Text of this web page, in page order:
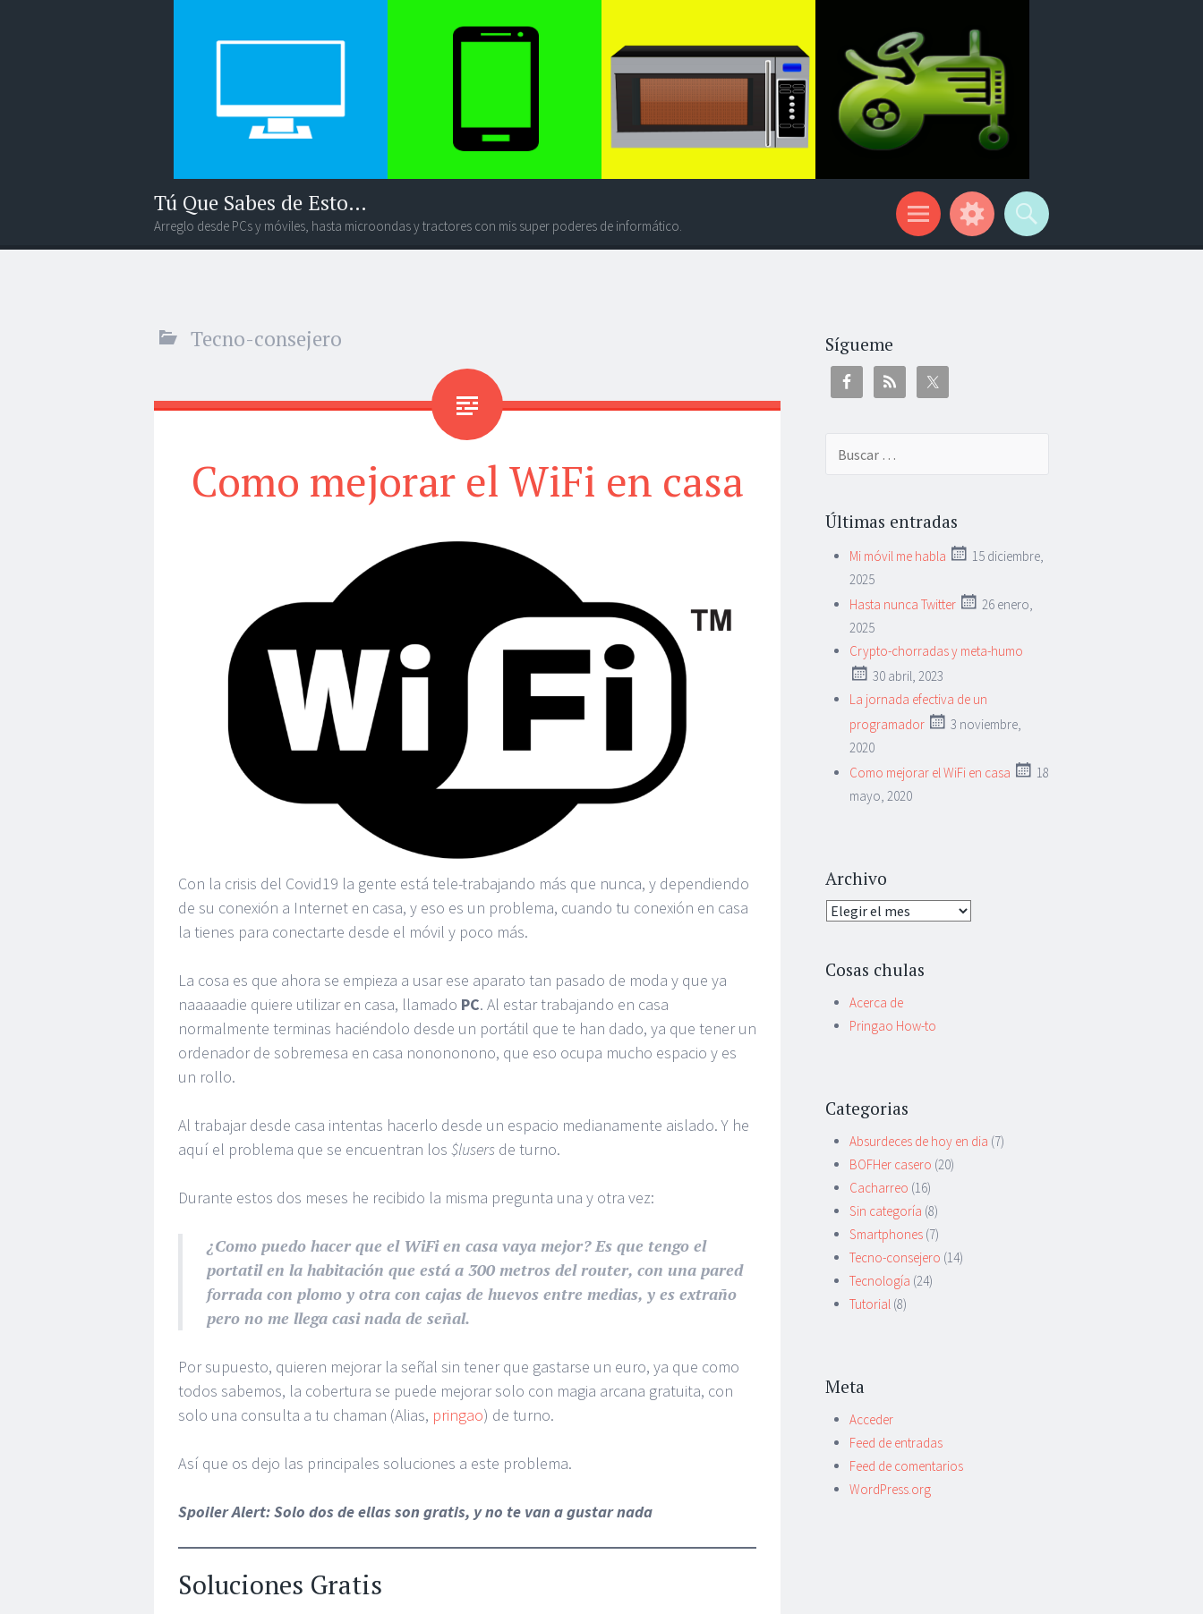
Tú Que Sabes de Esto…
Arreglo desde PCs y móviles, hasta microondas y tractores con mis super poderes de informático.
Menú
Widgets
Buscar
Tecno-consejero
Como mejorar el WiFi en casa
Con la crisis del Covid19 la gente está tele-trabajando más que nunca, y dependiendo
de su conexión a Internet en casa, y eso es un problema, cuando tu conexión en casa
la tienes para conectarte desde el móvil y poco más.
La cosa es que ahora se empieza a usar ese aparato tan pasado de moda y que ya
naaaaadie quiere utilizar en casa, llamado PC. Al estar trabajando en casa
normalmente terminas haciéndolo desde un portátil que te han dado, ya que tener un
ordenador de sobremesa en casa nonononono, que eso ocupa mucho espacio y es
un rollo.
Al trabajar desde casa intentas hacerlo desde un espacio medianamente aislado. Y he
aquí el problema que se encuentran los $lusers de turno.
Durante estos dos meses he recibido la misma pregunta una y otra vez:
¿Como puedo hacer que el WiFi en casa vaya mejor? Es que tengo el
portatil en la habitación que está a 300 metros del router, con una pared
forrada con plomo y otra con cajas de huevos entre medias, y es extraño
pero no me llega casi nada de señal.
Por supuesto, quieren mejorar la señal sin tener que gastarse un euro, ya que como
todos sabemos, la cobertura se puede mejorar solo con magia arcana gratuita, con
solo una consulta a tu chaman (Alias, pringao) de turno.
Así que os dejo las principales soluciones a este problema.
Spoiler Alert: Solo dos de ellas son gratis, y no te van a gustar nada
Soluciones Gratis
Sígueme
Últimas entradas
Mi móvil me habla
15 diciembre,
2025
Hasta nunca Twitter
26 enero,
2025
Crypto-chorradas y meta-humo
30 abril, 2023
La jornada efectiva de un
programador
3 noviembre,
2020
Como mejorar el WiFi en casa
18
mayo, 2020
Archivo
Archivo
Cosas chulas
Acerca de
Pringao How-to
Categorias
Absurdeces de hoy en dia (7)
BOFHer casero (20)
Cacharreo (16)
Sin categoría (8)
Smartphones (7)
Tecno-consejero (14)
Tecnología (24)
Tutorial (8)
Meta
Acceder
Feed de entradas
Feed de comentarios
WordPress.org